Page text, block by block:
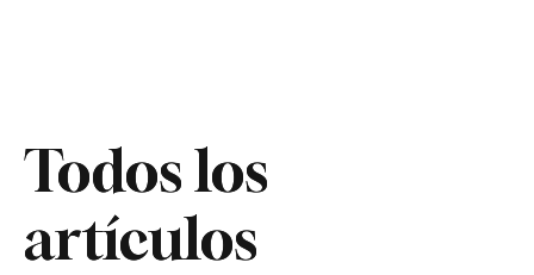
Todos los
artículos
Todos los
artículos